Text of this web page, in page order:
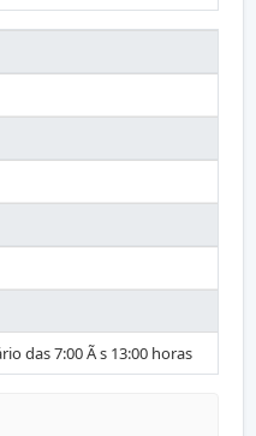
das 7:00 Ã s 13:00 horas